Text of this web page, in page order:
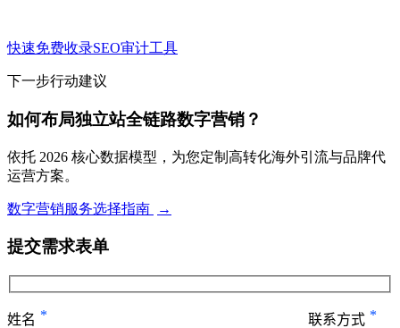
快速免费收录SEO审计工具
下一步行动建议
如何布局独立站全链路数字营销？
依托 2026 核心数据模型，为您定制高转化海外引流与品牌代
运营方案。
数字营销服务选择指南 →
提交需求表单
姓名 * 联系方式 *